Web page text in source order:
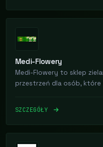
Medi-Flowery
Medi-Flowery to sklep
przestrzeń dla osób, które
SZCZEGÓŁY